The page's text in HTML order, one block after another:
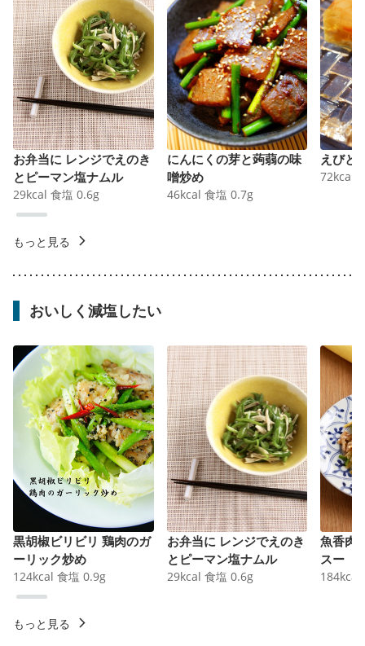
お弁当に レンジでえのき
とピーマン塩ナムル
29kcal 食塩 0.6g
にんにくの芽と蒟蒻の味
噌炒め
46kcal 食塩 0.7g
えびと
72kcal
もっと見る
おいしく減塩したい
黒胡椒ビリビリ 鶏肉のガ
ーリック炒め
124kcal 食塩 0.9g
お弁当に レンジでえのき
とピーマン塩ナムル
29kcal 食塩 0.6g
魚香肉
スー
184kcal
もっと見る